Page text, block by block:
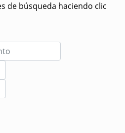
de búsqueda haciendo clic